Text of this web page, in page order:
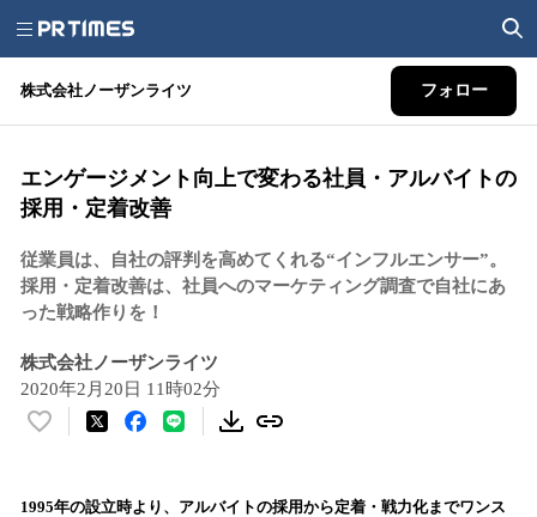
株式会社ノーザンライツ フォロー
エンゲージメント向上で変わる社員・アルバイトの
採用・定着改善
従業員は、自社の評判を高めてくれる“インフルエンサー”。
採用・定着改善は、社員へのマーケティング調査で自社にあ
った戦略作りを！
株式会社ノーザンライツ
2020年2月20日 11時02分
い
！
1995年の設立時より、アルバイトの採用から定着・戦力化までワンス